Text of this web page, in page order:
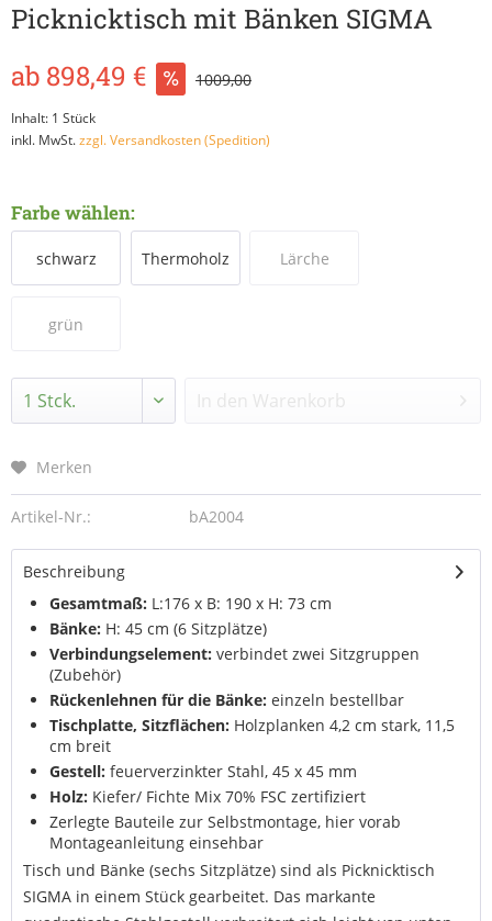
Picknicktisch mit Bänken SIGMA
ab 898,49 €
1009,00
Inhalt: 1 Stück
inkl. MwSt.zzgl. Versandkosten (Spedition)
Farbe wählen:
schwarz Thermoholz Lärche
grün
In den Warenkorb
Merken
Artikel-Nr.: bA2004
Beschreibung
Gesamtmaß: L:176 x B: 190 x H: 73 cm
Bänke: H: 45 cm (6 Sitzplätze)
Verbindungselement: verbindet zwei Sitzgruppen
(Zubehör)
Rückenlehnen für die Bänke: einzeln bestellbar
Tischplatte, Sitzflächen: Holzplanken 4,2 cm stark, 11,5
cm breit
Gestell: feuerverzinkter Stahl, 45 x 45 mm
Holz: Kiefer/ Fichte Mix 70% FSC zertifiziert
Zerlegte Bauteile zur Selbstmontage, hier vorab
Montageanleitung einsehbar
Tisch und Bänke (sechs Sitzplätze) sind als Picknicktisch
SIGMA in einem Stück gearbeitet. Das markante